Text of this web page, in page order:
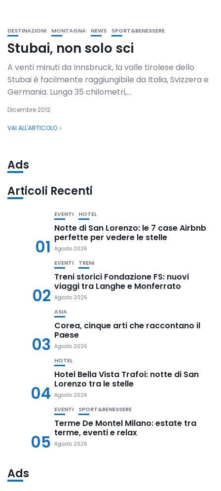
DESTINAZIONI MONTAGNA NEWS SPORT&BENESSERE
Stubai, non solo sci
A venti minuti da Innsbruck, la valle tirolese dello
Stubai è facilmente raggiungibile da Italia, Svizzera e
Germania. Lunga 35 chilometri,...
Dicembre 2012
VAI ALL'ARTICOLO
Ads
Articoli Recenti
01
EVENTI HOTEL
Notte di San Lorenzo: le 7 case Airbnb
perfette per vedere le stelle
Agosto 2026
02
EVENTI TRENI
Treni storici Fondazione FS: nuovi
viaggi tra Langhe e Monferrato
Agosto 2026
03
ASIA
Corea, cinque arti che raccontano il
Paese
Agosto 2026
04
HOTEL
Hotel Bella Vista Trafoi: notte di San
Lorenzo tra le stelle
Agosto 2026
05
EVENTI SPORT&BENESSERE
Terme De Montel Milano: estate tra
terme, eventi e relax
Agosto 2026
Ads